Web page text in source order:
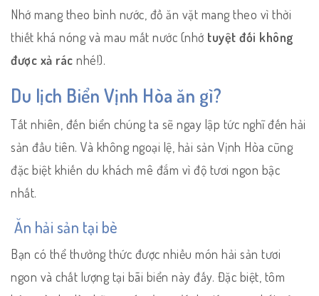
Nhớ mang theo bình nước, đồ ăn vặt mang theo vì thời
thiết khá nóng và mau mất nước (nhớ tuyệt đối không
được xả rác nhé!).
Du lịch Biển Vịnh Hòa ăn gì?
Tất nhiên, đến biển chúng ta sẽ ngay lập tức nghĩ đến hải
sản đầu tiên. Và không ngoại lệ, hải sản Vịnh Hòa cũng
đặc biệt khiến du khách mê đắm vì độ tươi ngon bậc
nhất.
Ăn hải sản tại bè
Bạn có thể thưởng thức được nhiều món hải sản tươi
ngon và chất lượng tại bãi biển này đấy. Đặc biệt, tôm